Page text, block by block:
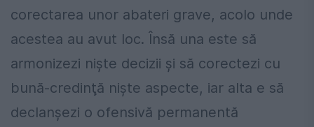
corectarea unor abateri grave, acolo unde
acestea au avut loc. Însă una este să
armonizezi nişte decizii şi să corectezi cu
bună-credinţă nişte aspecte, iar alta e să
declanşezi o ofensivă permanentă